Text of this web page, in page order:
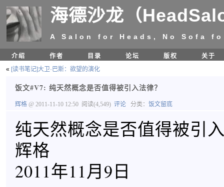
海德沙龙（
A Salon for Heads, No Sofa
介绍 作者 目录 论坛 版权
关于
« [读书笔记]大卫·巴斯：欲望的演化
饭文#V7: 纯天然概念是否值得被引入法律？
辉格 @ 2011-11-10 12:50 阅读(4,549) 评论 分类： 饭文留底
纯天然概念是否值得被引
辉格
2011年11月9日